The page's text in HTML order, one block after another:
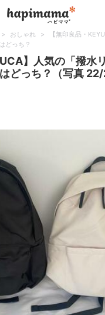
> おしゃれ >
【無印良品・
どっち？
】人気の「撥水
どっち？（写真 22/